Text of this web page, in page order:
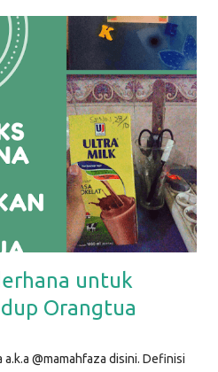
untuk
Orangtua
@mamahfaza disini. Definisi